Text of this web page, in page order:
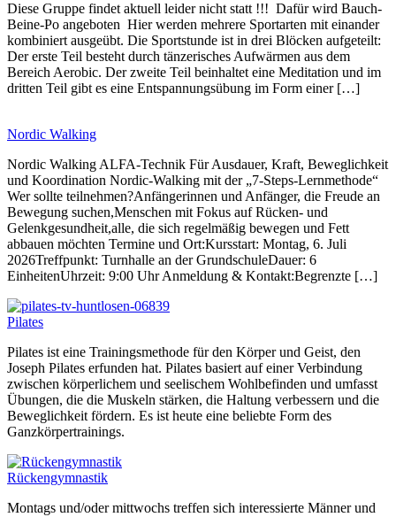
Diese Gruppe findet aktuell leider nicht statt !!! Dafür wird Bauch-
Beine-Po angeboten Hier werden mehrere Sportarten mit einander
kombiniert ausgeübt. Die Sportstunde ist in drei Blöcken aufgeteilt:
Der erste Teil besteht durch tänzerisches Aufwärmen aus dem
Bereich Aerobic. Der zweite Teil beinhaltet eine Meditation und im
dritten Teil gibt es eine Entspannungsübung im Form einer […]
Nordic Walking
Nordic Walking ALFA-Technik Für Ausdauer, Kraft, Beweglichkeit
und Koordination Nordic-Walking mit der „7-Steps-Lernmethode“
Wer sollte teilnehmen?Anfängerinnen und Anfänger, die Freude an
Bewegung suchen,Menschen mit Fokus auf Rücken- und
Gelenkgesundheit,alle, die sich regelmäßig bewegen und Fett
abbauen möchten Termine und Ort:Kursstart: Montag, 6. Juli
2026Treffpunkt: Turnhalle an der GrundschuleDauer: 6
EinheitenUhrzeit: 9:00 Uhr Anmeldung & Kontakt:Begrenzte […]
Pilates
Pilates ist eine Trainingsmethode für den Körper und Geist, den
Joseph Pilates erfunden hat. Pilates basiert auf einer Verbindung
zwischen körperlichem und seelischem Wohlbefinden und umfasst
Übungen, die die Muskeln stärken, die Haltung verbessern und die
Beweglichkeit fördern. Es ist heute eine beliebte Form des
Ganzkörpertrainings.
Rückengymnastik
Montags und/oder mittwochs treffen sich interessierte Männer und